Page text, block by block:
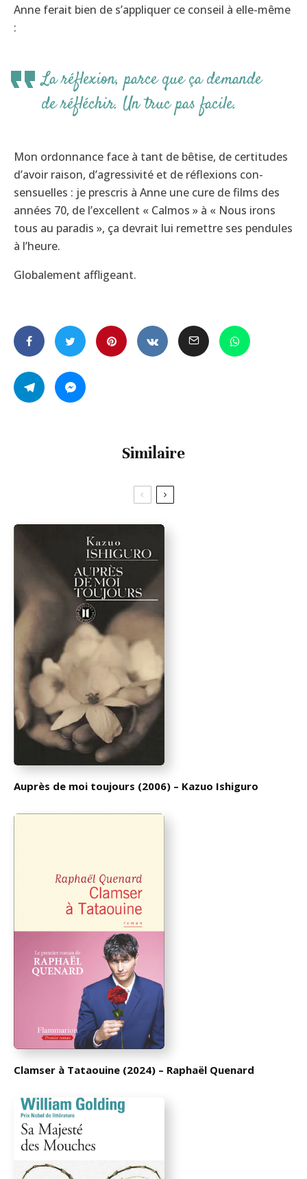
Anne ferait bien de s’appliquer ce conseil à elle-même
:
La réflexion, parce que ça demande
de réfléchir. Un truc pas facile.
Mon ordonnance face à tant de bêtise, de certitudes
d’avoir raison, d’agressivité et de réflexions con-
sensuelles : je prescris à Anne une cure de films des
années 70, de l’excellent « Calmos » à « Nous irons
tous au paradis », ça devrait lui remettre ses pendules
à l’heure.
Globalement affligeant.
Similaire
Auprès de moi toujours (2006) – Kazuo Ishiguro
Clamser à Tataouine (2024) – Raphaël Quenard